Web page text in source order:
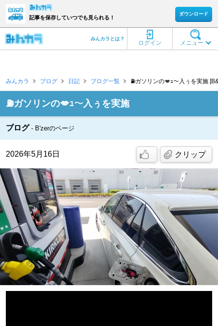
記事を保存していつでも見られる！
ダウンロード
メニュー
ログイン
みんカラとは？
みんカラ ブログ 日記 ブログ一覧 ⛽ガソリンの💋ｭ〜入ぅを実施
⛽ガソリンの💋ｭ〜入ぅを実施
ブログ B'zerのページ
2026年5月16日 クリップ